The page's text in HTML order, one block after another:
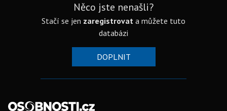
Něco jste nenašli?
Stačí se jen zaregistrovat a můžete tuto
databázi
DOPLNIT